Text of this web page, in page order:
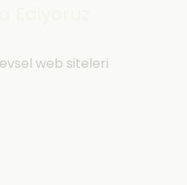
web siteleri